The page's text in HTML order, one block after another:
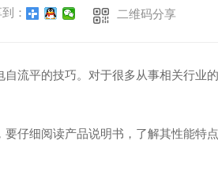
： 二维码分享
流平的技巧。对于很多从事相关行业的
仔细阅读产品说明书，了解其性能特